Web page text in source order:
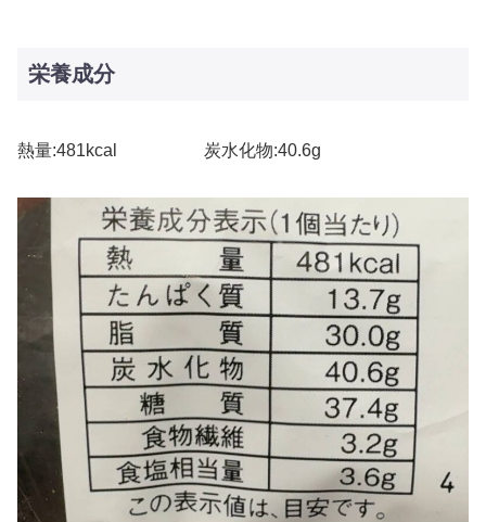
栄養成分
熱量:481kcal 炭水化物:40.6g